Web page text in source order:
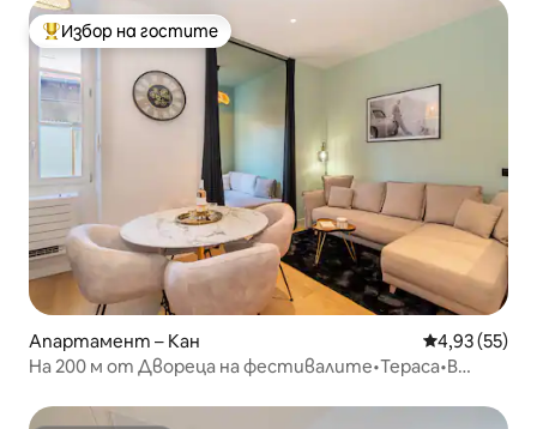
Най-популярен избор на гостите
Избор на гостите
Апартамент – Кан Средна
4,93 (55)
На 200 м от Двореца на фестивалите•Тераса•В